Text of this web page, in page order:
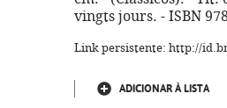
vingts jours. - ISBN
Link persistente: http://
ADICIONAR À LISTA